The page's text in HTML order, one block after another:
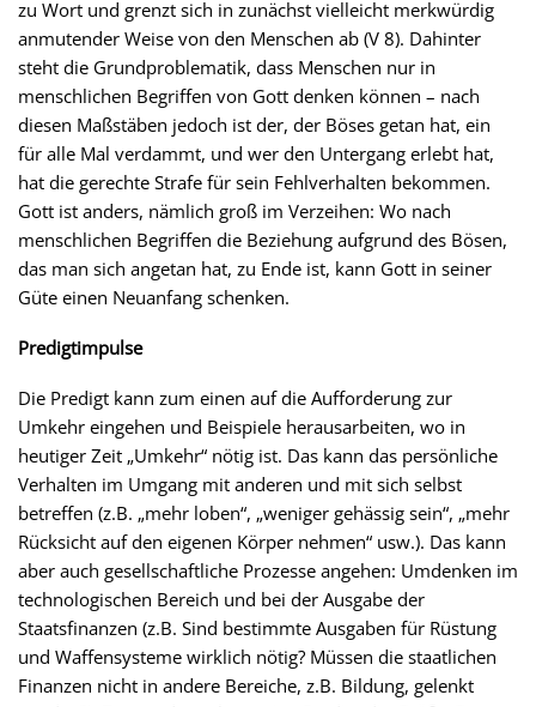
zu Wort und grenzt sich in zunächst vielleicht merkwürdig
anmutender Weise von den Menschen ab (V 8). Dahinter
steht die Grundproblematik, dass Menschen nur in
menschlichen Begriffen von Gott denken können – nach
diesen Maßstäben jedoch ist der, der Böses getan hat, ein
für alle Mal verdammt, und wer den Untergang erlebt hat,
hat die gerechte Strafe für sein Fehlverhalten bekommen.
Gott ist anders, nämlich groß im Verzeihen: Wo nach
menschlichen Begriffen die Beziehung aufgrund des Bösen,
das man sich angetan hat, zu Ende ist, kann Gott in seiner
Güte einen Neuanfang schenken.
Predigtimpulse
Die Predigt kann zum einen auf die Aufforderung zur
Umkehr eingehen und Beispiele herausarbeiten, wo in
heutiger Zeit „Umkehr“ nötig ist. Das kann das persönliche
Verhalten im Umgang mit anderen und mit sich selbst
betreffen (z.B. „mehr loben“, „weniger gehässig sein“, „mehr
Rücksicht auf den eigenen Körper nehmen“ usw.). Das kann
aber auch gesellschaftliche Prozesse angehen: Umdenken im
technologischen Bereich und bei der Ausgabe der
Staatsfinanzen (z.B. Sind bestimmte Ausgaben für Rüstung
und Waffensysteme wirklich nötig? Müssen die staatlichen
Finanzen nicht in andere Bereiche, z.B. Bildung, gelenkt